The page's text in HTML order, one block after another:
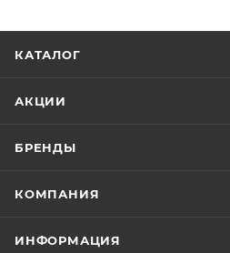
КАТАЛОГ
АКЦИИ
БРЕНДЫ
КОМПАНИЯ
ИНФОРМАЦИЯ